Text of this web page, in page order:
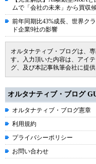
ムで「会社の未来」から買収
前年同期比43%成長、世界ク
ド企業9社の影響
オルタナティブ・ブログは、
す。入力頂いた内容は、アイ
グ、及び本記事執筆会社に提供
オルタナティブ・ブログ
オルタナティブ・ブログ憲章
利用規約
プライバシーポリシー
お問い合わせ